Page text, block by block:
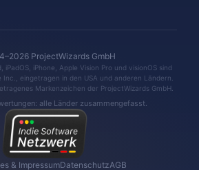
ProjectWizards GmbH
iPadOS, iPhone, Apple Vision Pro und visionOS sind
eingetragen in den USA und anderen Ländern.
Markenzeichen der ProjectWizards GmbH.
alle Länder zusammengefasst.
& ImpressumDatenschutzAGB